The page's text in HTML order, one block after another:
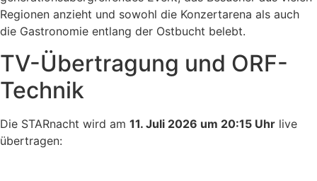
Regionen anzieht und sowohl die Konzertarena als auch
die Gastronomie entlang der Ostbucht belebt.
TV-Übertragung und ORF-
Technik
Die STARnacht wird am 11. Juli 2026 um 20:15 Uhr live
übertragen: